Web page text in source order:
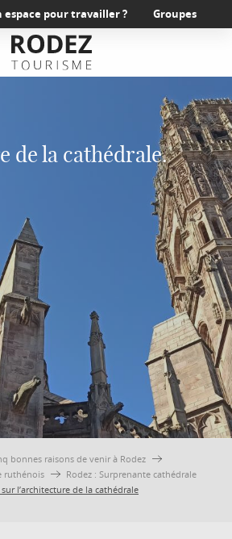
espace pour travailler ? Groupes
de la cathédrale.
bonnes raisons de venir à Rodez
ruthénois
Rodez : Surprenante cathédrale
l’architecture de la cathédrale